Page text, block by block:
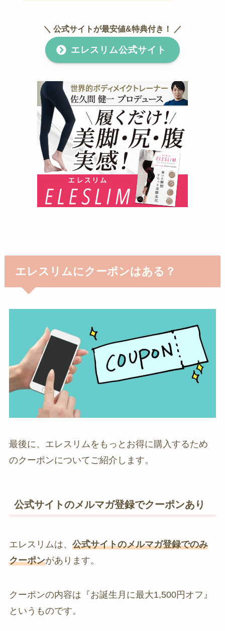
＼ 公式サイトが最安値&特典付き！ ／
エレスリム公式サイト
エレスリムにクーポンはある？
最後に、エレスリムをもっとお得に購入するため
のクーポンについてご紹介します。
公式サイトのメルマガ登録でクーポンあり
エレスリムは、 公式サイトのメルマガ登録でのみ
クーポンがあります。
クーポンの内容は『お誕生月に最大1,500円オフ』
というものです。